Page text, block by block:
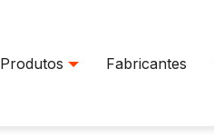
Produtos Fabricantes